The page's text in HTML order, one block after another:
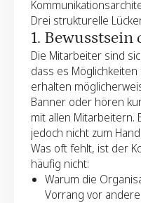
Diese Kontinuität
Freiwilligenarbeit
symbolisch ist,
Drei strukturelle
1.
Die Mitarbeiter sind
dass es
erhalten
Banner oder hören
mit allen Mitarbeitern.
jedoch nicht zum
Was oft fehlt, ist der
häufig nicht:
Warum die
Vorrang vor